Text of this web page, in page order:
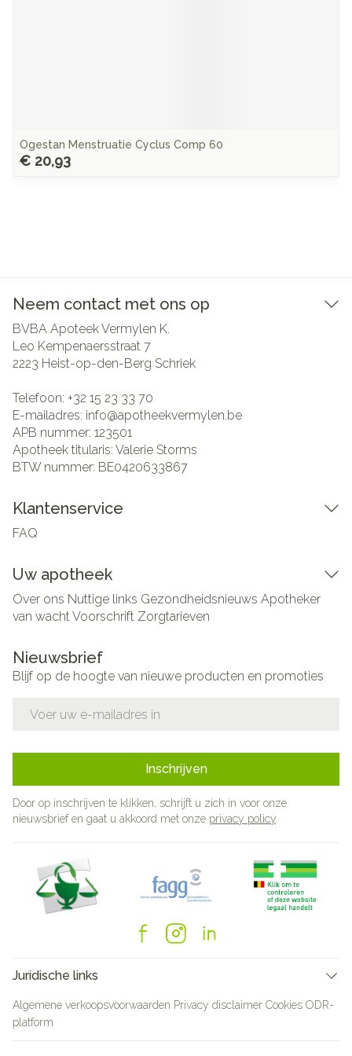
Ogestan Menstruatie Cyclus Comp 60
€ 20,93
Neem contact met ons op
BVBA Apoteek Vermylen K.
Leo Kempenaersstraat 7
2223 Heist-op-den-Berg Schriek
Telefoon: +32 15 23 33 70
E-mailadres: info@apotheekvermylen.be
APB nummer: 123501
Apotheek titularis: Valerie Storms
BTW nummer: BE0420633867
Klantenservice
FAQ
Uw apotheek
Over ons Nuttige links Gezondheidsnieuws Apotheker
van wachtVoorschrift Zorgtarieven
Nieuwsbrief
Blijf op de hoogte van nieuwe producten en promoties
Inschrijven
Door op inschrijven te klikken, schrijft u zich in voor onze
nieuwsbrief en gaat u akkoord met onze privacy policy
Juridische links
Algemene verkoopsvoorwaarden Privacy disclaimer Cookies ODR-
platform